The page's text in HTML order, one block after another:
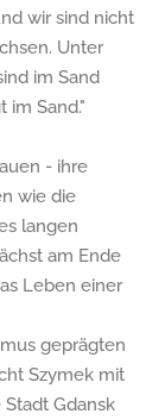
wir sind nicht
Unter
im Sand
im Sand."
- ihre
wie die
langen
am Ende
Leben einer
geprägten
Szymek mit
Gdansk